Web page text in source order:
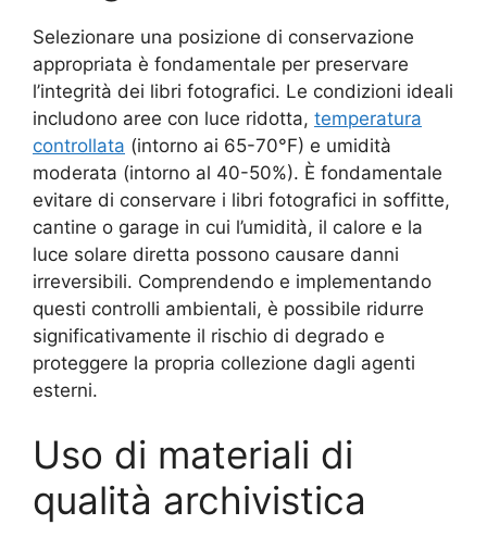
Selezionare una posizione di conservazione
appropriata è fondamentale per preservare
l’integrità dei libri fotografici. Le condizioni ideali
includono aree con luce ridotta, temperatura
controllata (intorno ai 65-70°F) e umidità
moderata (intorno al 40-50%). È fondamentale
evitare di conservare i libri fotografici in soffitte,
cantine o garage in cui l’umidità, il calore e la
luce solare diretta possono causare danni
irreversibili. Comprendendo e implementando
questi controlli ambientali, è possibile ridurre
significativamente il rischio di degrado e
proteggere la propria collezione dagli agenti
esterni.
Uso di materiali di
qualità archivistica